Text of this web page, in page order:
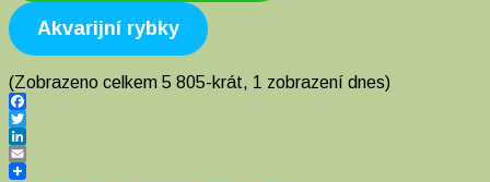
Akvarijní rybky
(Zobrazeno celkem 5 805-krát, 1 zobrazení dnes)
Facebook
Twitter
LinkedIn
Email